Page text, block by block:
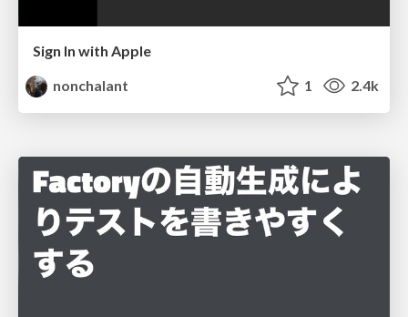
Sign In with Apple
nonchalant
1 2.4k